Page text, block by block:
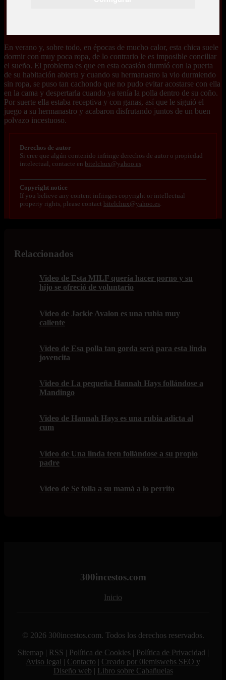
En verano y, sobre todo, en épocas de mucho calor, esta chica suele
dormir con muy poca ropa, de lo contrario le es imposible conciliar
el sueño. El problema es que en esta ocasión durmió con la puerta
de su habitación abierta y cuando su hermanastro la vio durmiendo
sin ropa, se puso tan cachondo que no pudo evitar acostarse con ella
en la cama y despertarla cuando ya tenía la polla dentro de su coño.
Por suerte ella estaba receptiva y con ganas, así que le siguió el
juego a su hermanastro y acabaron disfrutando juntos de un buen
polvazo incestuoso.
Derechos de autor
Si cree que algún contenido infringe derechos de autor o propiedad
intelectual, contacte en bitelchux@yahoo.es
Copyright notice
If you believe any content infringes copyright or intellectual
property rights, please contact bitelchux@yahoo.es
Relaccionados
Video de Esta MILF quería hacer porno y su
hijo se ofreció de voluntario
Video de Jackie Avalon es una rubia muy
caliente
Video de Esa polla tan gorda será para esta linda
jovencita
Video de La pequeña Hannah Hays follándose a
Mandingo
Video de Hannah Hays es una rubia adicta al
cum
Video de Una linda teen follándose a su propio
padre
Video de Se folla a su mamá a lo perrito
300incestos.com
Inicio
© 2026 300incestos.com. Todos los derechos reservados.
Sitemap | RSS | Política de Cookies| Política de Privacidad |
Aviso legal | Contacto | Creado por 0lemiswebs SEO y
Diseño web | Libro sobre Cabañuelas